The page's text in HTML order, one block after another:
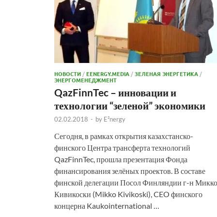
НОВОСТИ /EENERGY.MEDIA /ЗЕЛЕНАЯ ЭНЕРГЕТИКА /
ЭНЕРГОМЕНЕДЖМЕНТ
QazFinnTec – инновации и
технологии “зеленой” экономики
02.02.2018 - by E²nergy
Сегодня, в рамках открытия казахстанско-
финского Центра трансферта технологий
QazFinnTec, прошла презентация Фонда
финансирования зелёных проектов. В составе
финской делегации Посол Финляндии г-н Микко
Кивикоски (Mikko Kivikoski), CEO финского
концерна Kaukointernational …